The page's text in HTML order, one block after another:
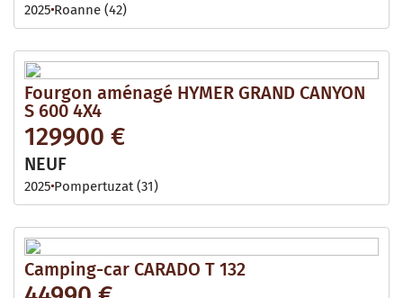
2025 Roanne (42)
Fourgon aménagé HYMER GRAND CANYON
S 600 4X4
129900 €
NEUF
2025 Pompertuzat (31)
Camping-car CARADO T 132